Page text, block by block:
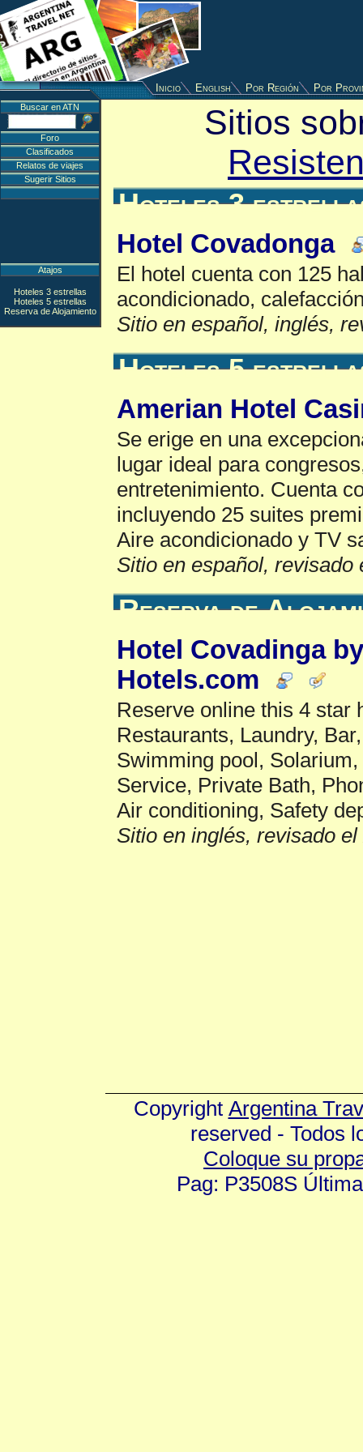
Inicio English Por Región Por
Sitios
Hoteles 3
Hotel Covadonga
El hotel cuenta con 125
acondicionado,
Sitio en español, inglés,
Hoteles 5
Amerian Hotel
Se erige en una
lugar ideal para
entretenimiento. Cuenta
incluyendo 25 suites
Aire acondicionado y TV
Sitio en español, revisado
Reserva de
Hotel Covadinga
Hotels.com
Reserve online this 4 star
Restaurants, Laundry,
Swimming pool,
Service, Private Bath,
Air conditioning, Safety
Sitio en inglés, revisado el
Buscar en ATN
Foro
Clasificados
Relatos de viajes
Sugerir Sitios
Atajos
Hoteles 3 estrellas
Hoteles 5 estrellas
Reserva de Alojamiento
Copyright Argentina
reserved - Todos
Coloque su
Pag: P3508S